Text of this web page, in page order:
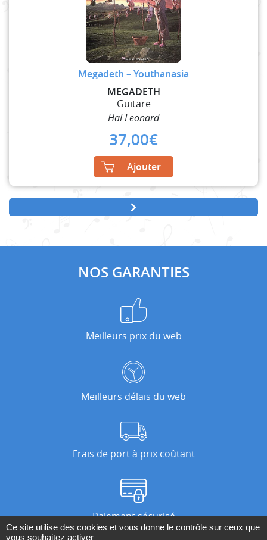
Megadeth – Youthanasia
MEGADETH
Guitare
Hal Leonard
37,00€
Ajouter
NOS GARANTIES
Meilleurs prix du web
Meilleurs délais du web
Frais de port à prix coûtant
Paiement sécurisé
Ce site utilise des cookies et vous donne le contrôle sur ceux que
vous souhaitez activer